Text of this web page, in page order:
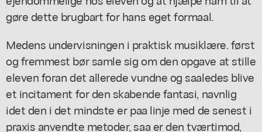
gøre dette brugbart for hans eget formaal.
Medens undervisningen i praktisk musiklære. først
og fremmest bør samle sig om den opgave at stille
eleven foran det allerede vundne og saaledes blive
et incitament for den skabende fantasi, navnlig
idet den i det mindste er paa linje med de senest i
praxis anvendte metoder, saa er den tværtimod,